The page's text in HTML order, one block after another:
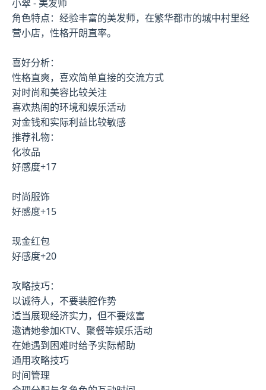
小翠 - 美发师
角色特点：经验丰富的美发师，在繁华都市的城中村里经
营小店，性格开朗直率。
喜好分析：
性格直爽，喜欢简单直接的交流方式
对时尚和美容比较关注
喜欢热闹的环境和娱乐活动
对金钱和实际利益比较敏感
推荐礼物：
化妆品
好感度+17
时尚服饰
好感度+15
现金红包
好感度+20
攻略技巧：
以诚待人，不要装腔作势
适当展现经济实力，但不要炫富
邀请她参加KTV、聚餐等娱乐活动
在她遇到困难时给予实际帮助
通用攻略技巧
时间管理